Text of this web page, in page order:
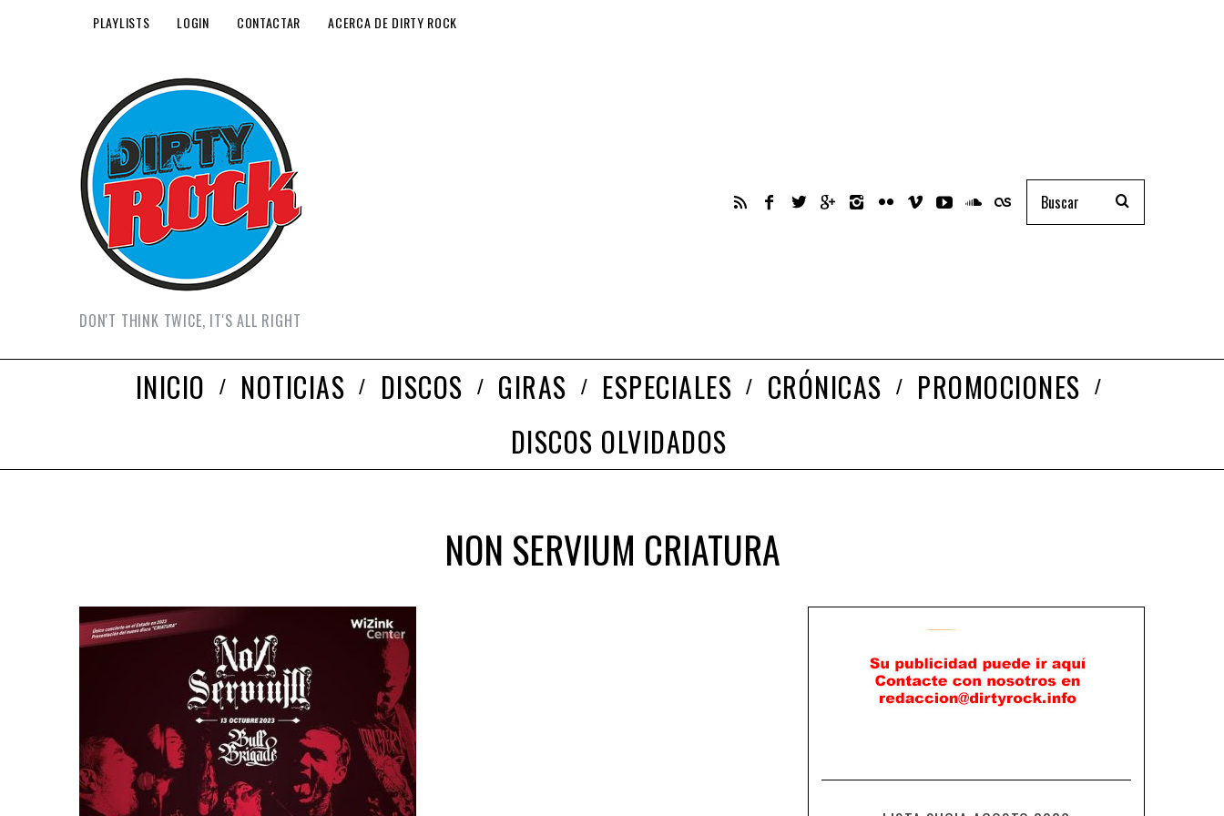
PLAYLISTS LOGIN CONTACTAR ACERCA DE DIRTY ROCK
DON'T THINK TWICE, IT'S ALL RIGHT
INICIO NOTICIAS DISCOS GIRAS ESPECIALES CRÓNICAS
PROMOCIONES
DISCOS OLVIDADOS
NON SERVIUM CRIATURA